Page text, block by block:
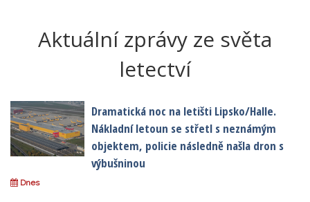
Aktuální zprávy ze světa
letectví
Dramatická noc na letišti Lipsko/Halle.
Nákladní letoun se střetl s neznámým
objektem, policie následně našla dron s
výbušninou
Dnes